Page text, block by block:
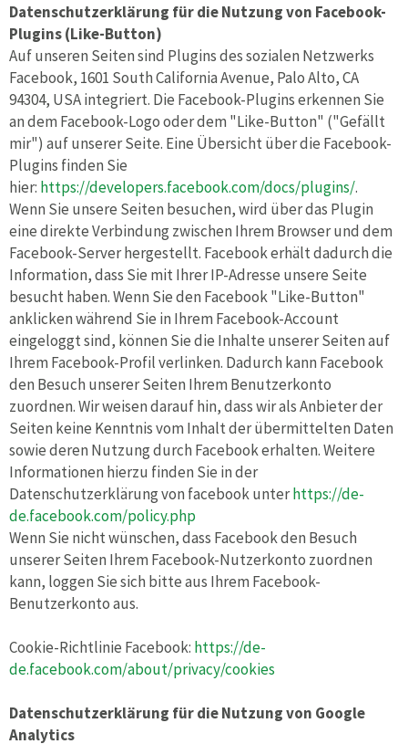
Datenschutzerklärung für die Nutzung von Facebook-
Plugins (Like-Button)
Auf unseren Seiten sind Plugins des sozialen Netzwerks
Facebook, 1601 South California Avenue, Palo Alto, CA
94304, USA integriert. Die Facebook-Plugins erkennen Sie
an dem Facebook-Logo oder dem "Like-Button" ("Gefällt
mir") auf unserer Seite. Eine Übersicht über die Facebook-
Plugins finden Sie
hier: https://developers.facebook.com/docs/plugins/.
Wenn Sie unsere Seiten besuchen, wird über das Plugin
eine direkte Verbindung zwischen Ihrem Browser und dem
Facebook-Server hergestellt. Facebook erhält dadurch die
Information, dass Sie mit Ihrer IP-Adresse unsere Seite
besucht haben. Wenn Sie den Facebook "Like-Button"
anklicken während Sie in Ihrem Facebook-Account
eingeloggt sind, können Sie die Inhalte unserer Seiten auf
Ihrem Facebook-Profil verlinken. Dadurch kann Facebook
den Besuch unserer Seiten Ihrem Benutzerkonto
zuordnen. Wir weisen darauf hin, dass wir als Anbieter der
Seiten keine Kenntnis vom Inhalt der übermittelten Daten
sowie deren Nutzung durch Facebook erhalten. Weitere
Informationen hierzu finden Sie in der
Datenschutzerklärung von facebook unterhttps://de-
de.facebook.com/policy.php
Wenn Sie nicht wünschen, dass Facebook den Besuch
unserer Seiten Ihrem Facebook-Nutzerkonto zuordnen
kann, loggen Sie sich bitte aus Ihrem Facebook-
Benutzerkonto aus.
Cookie-Richtlinie Facebook: https://de-
de.facebook.com/about/privacy/cookies
Datenschutzerklärung für die Nutzung von Google
Analytics